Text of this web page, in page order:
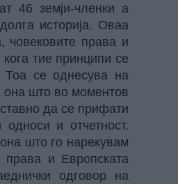
46 земји-членки а
историја. Оваа
човековите права и
тие принципи се
се однесува на
она што во моментов
да се прифати
и отчетност.
што го нарекувам
права и Европската
одговор на